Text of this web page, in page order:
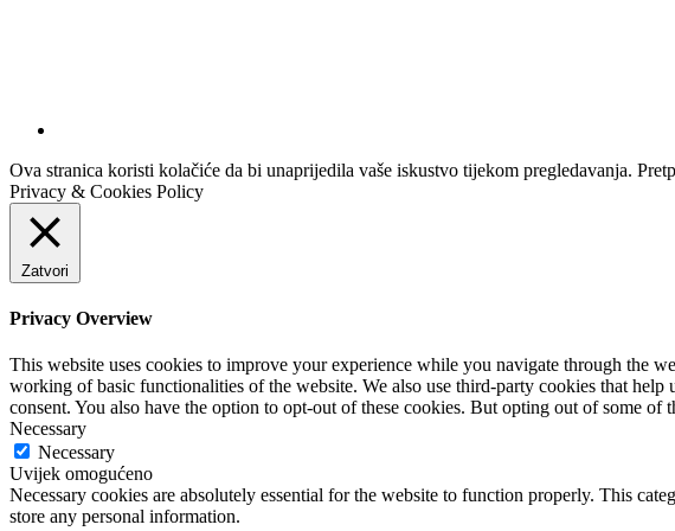
Ova stranica koristi kolačiće da bi unaprijedila vaše iskustvo tijekom pregledavanja.
Privacy & Cookies Policy
Zatvori
Privacy Overview
This website uses cookies to improve your experience while you navigate through the
working of basic functionalities of the website. We also use third-party cookies that
consent. You also have the option to opt-out of these cookies. But opting out of some of
Necessary
Necessary
Uvijek omogućeno
Necessary cookies are absolutely essential for the website to function properly. This
store any personal information.